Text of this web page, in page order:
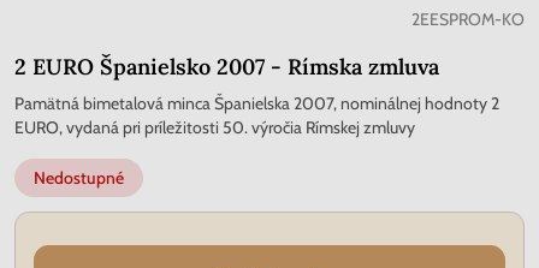
2EESPROM-KO
2 EURO Španielsko 2007 - Rímska zmluva
Pamätná bimetalová minca Španielska 2007, nominálnej hodnoty 2
EURO, vydaná pri príležitosti 50. výročia Rímskej zmluvy
Nedostupné